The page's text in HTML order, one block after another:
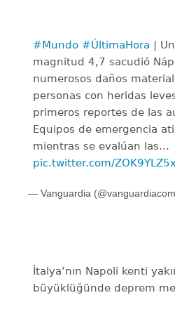
#Mundo #ÚltimaHora |
magnitud 4,7 sacudió
numerosos daños
personas con heridas
primeros reportes de las
Equipos de emergencia
mientras se evalúan las…
pic.twitter.com/
— Vanguardia
İtalya’nın Napoli kenti
büyüklüğünde deprem